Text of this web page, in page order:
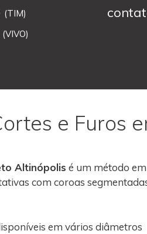
(TIM)
(VIVO)
e Furos
Altinópolis é um método
com coroas
em vários diâmetros